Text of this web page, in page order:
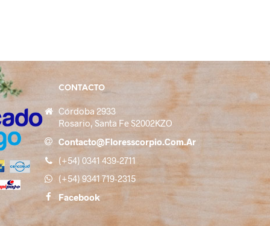
CONTACTO
Córdoba 2933
Rosario, Santa Fe S2002KZO
Contacto@floresscorpio.com.ar
(+54) 0341 439-2711
(+54) 9341 719-2315
Facebook